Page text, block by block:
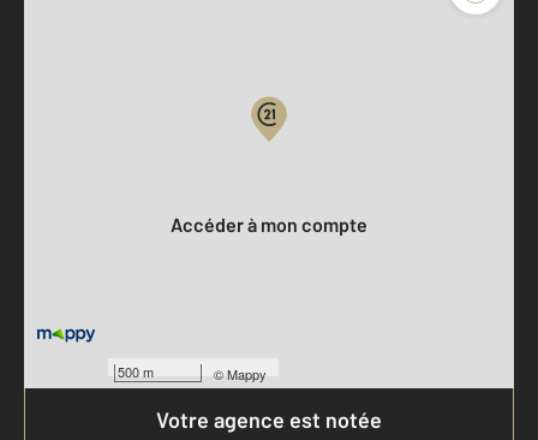
500 m ©Mappy
Accéder à mon compte
Votre agence est notée